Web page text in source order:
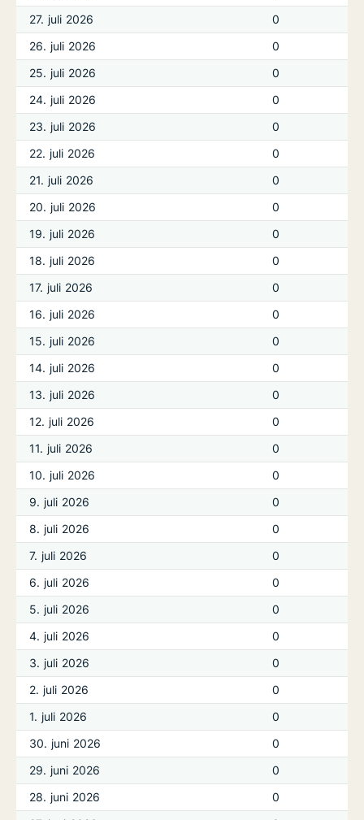
27. juli 2026
0
26. juli 2026
0
25. juli 2026
0
24. juli 2026
0
23. juli 2026
0
22. juli 2026
0
21. juli 2026
0
20. juli 2026
0
19. juli 2026
0
18. juli 2026
0
17. juli 2026
0
16. juli 2026
0
15. juli 2026
0
14. juli 2026
0
13. juli 2026
0
12. juli 2026
0
11. juli 2026
0
10. juli 2026
0
9. juli 2026
0
8. juli 2026
0
7. juli 2026
0
6. juli 2026
0
5. juli 2026
0
4. juli 2026
0
3. juli 2026
0
2. juli 2026
0
1. juli 2026
0
30. juni 2026
0
29. juni 2026
0
28. juni 2026
0